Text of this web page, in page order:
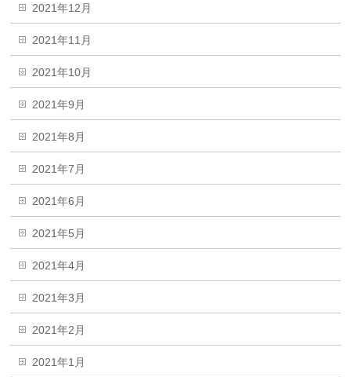
2021年12月
2021年11月
2021年10月
2021年9月
2021年8月
2021年7月
2021年6月
2021年5月
2021年4月
2021年3月
2021年2月
2021年1月